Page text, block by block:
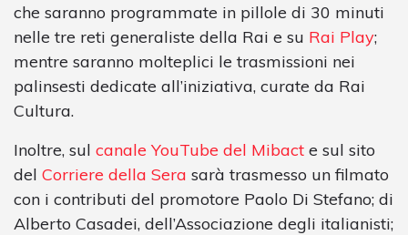
che saranno programmate in pillole di 30 minuti
nelle tre reti generaliste della Rai e su Rai Play;
mentre saranno molteplici le trasmissioni nei
palinsesti dedicate all’iniziativa, curate da Rai
Cultura.
Inoltre, sul canale YouTube del Mibact e sul sito
del Corriere della Sera sarà trasmesso un filmato
con i contributi del promotore Paolo Di Stefano; di
Alberto Casadei, dell’Associazione degli italianisti;